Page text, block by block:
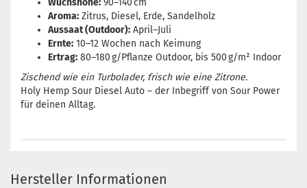
Wuchshöhe: 90–140 cm
Aroma: Zitrus, Diesel, Erde, Sandelholz
Aussaat (Outdoor): April–Juli
Ernte: 10–12 Wochen nach Keimung
Ertrag: 80–180 g/Pflanze Outdoor, bis 500 g/m² Indoor
Zischend wie ein Turbolader, frisch wie eine Zitrone.
Holy Hemp Sour Diesel Auto – der Inbegriff von Sour Power
für deinen Alltag.
Hersteller Informationen